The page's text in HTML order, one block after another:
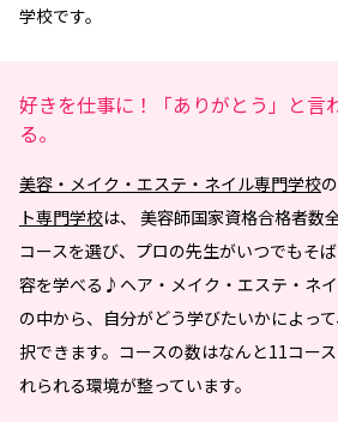
学校です。
好きを仕事に！「ありがとう」と言
る。
美容・メイク・エステ・ネイル専門学校の
ト専門学校は、 美容師国家資格合格者
コースを選び、プロの先生がいつでもそ
容を学べる♪ヘア・メイク・エステ・ネ
の中から、自分がどう学びたいかによっ
択できます。コースの数はなんと11コー
れられる環境が整っています。